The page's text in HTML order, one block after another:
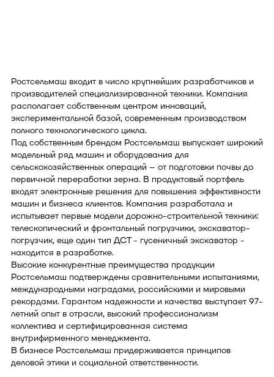
Ростсельмаш входит в число крупнейших разработчиков и
производителей специализированной техники. Компания
располагает собственным центром инноваций,
экспериментальной базой, современным производством
полного технологического цикла.
Под собственным брендом Ростсельмаш выпускает широкий
модельный ряд машин и оборудования для
сельскохозяйственных операций – от подготовки почвы до
первичной переработки зерна. В продуктовый портфель
входят электронные решения для повышения эффективности
машин и бизнеса клиентов. Компания разработала и
испытывает первые модели дорожно-строительной техники:
телескопический и фронтальный погрузчики, экскаватор-
погрузчик, еще один тип ДСТ - гусеничный экскаватор -
находится в разработке.
Высокие конкурентные преимущества продукции
Ростсельмаш подтверждены сравнительными испытаниями,
международными наградами, российскими и мировыми
рекордами. Гарантом надежности и качества выступает 97-
летний опыт в отрасли, высокий профессионализм
коллектива и сертифицированная система
внутрифирменного менеджмента.
В бизнесе Ростсельмаш придерживается принципов
деловой этики и социальной ответственности.